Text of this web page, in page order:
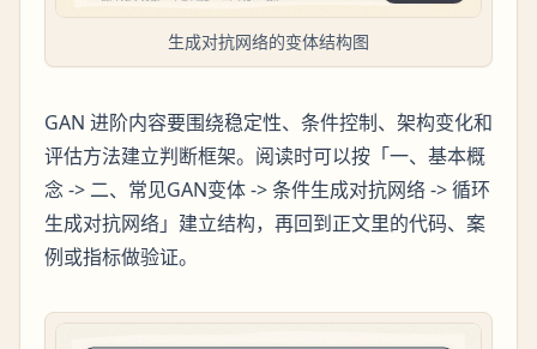
生成对抗网络的变体结构图
GAN 进阶内容要围绕稳定性、条件控制、架构变化和
评估方法建立判断框架。阅读时可以按「一、基本概
念 -> 二、常见GAN变体 -> 条件生成对抗网络 -> 循环
生成对抗网络」建立结构，再回到正文里的代码、案
例或指标做验证。